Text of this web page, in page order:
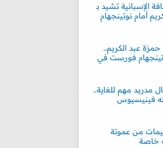
الإسبانية تشيد بـ
أمام نوتينجهام
عبد الكريم..
فورست في
مدريد مهم للغاية..
فينيسيوس
من عموتة
خاصة